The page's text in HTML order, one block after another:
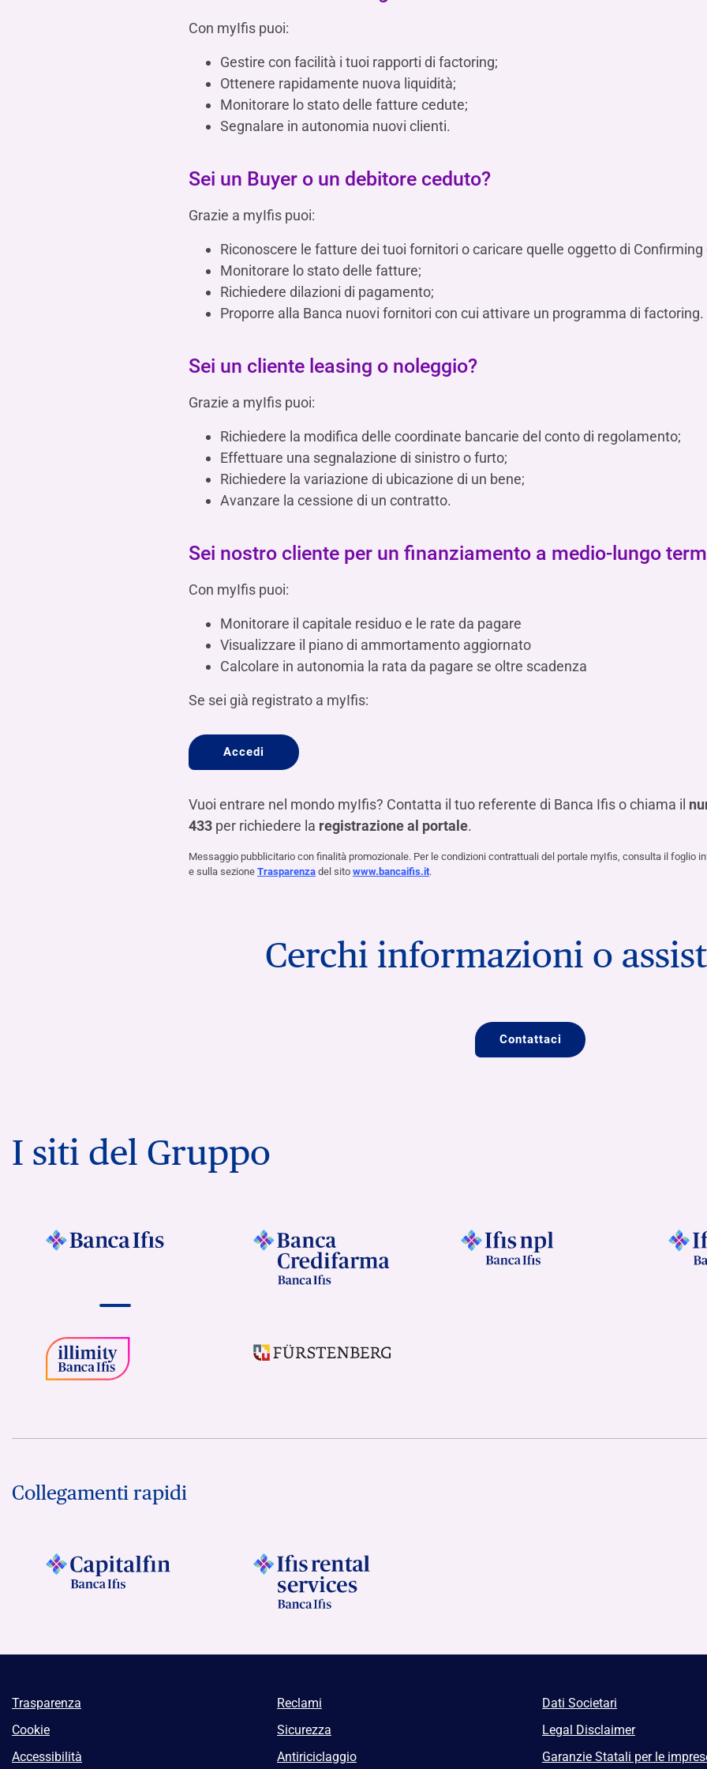
Con myIfis puoi:
Gestire con facilità i tuoi rapporti di factoring;
Ottenere rapidamente nuova liquidità;
Monitorare lo stato delle fatture cedute;
Segnalare in autonomia nuovi clienti.
Sei un Buyer o un debitore ceduto?
Grazie a myIfis puoi:
Riconoscere le fatture dei tuoi fornitori o caricare quelle oggetto di
Monitorare lo stato delle fatture;
Richiedere dilazioni di pagamento;
Proporre alla Banca nuovi fornitori con cui attivare un programma di factoring.
Sei un cliente leasing o noleggio?
Grazie a myIfis puoi:
Richiedere la modifica delle coordinate bancarie del conto di regolamento;
Effettuare una segnalazione di sinistro o furto;
Richiedere la variazione di ubicazione di un bene;
Avanzare la cessione di un contratto.
Sei nostro cliente per un finanziamento a medio-lungo
Con myIfis puoi:
Monitorare il capitale residuo e le rate da pagare
Visualizzare il piano di ammortamento aggiornato
Calcolare in autonomia la rata da pagare se oltre scadenza
Se sei già registrato a myIfis:
Accedi
Vuoi entrare nel mondo myIfis? Contatta il tuo referente di Banca Ifis o chiama il
433 per richiedere la registrazione al portale.
Messaggio pubblicitario con finalità promozionale. Per le condizioni contrattuali del portale myIfis, consulta il foglio
e sulla sezione Trasparenza del sito www.bancaifis.it.
Cerchi informazioni o
Contattaci
I siti del Gruppo
Collegamenti rapidi
Trasparenza Reclami
Dati Societari
Cookie
Sicurezza
Legal Disclaimer
Accessibilità
Antiriciclaggio Garanzie Statali per le